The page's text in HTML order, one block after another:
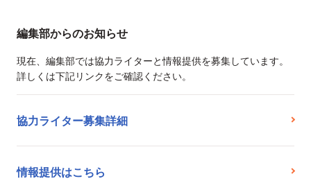
編集部からのお知らせ
現在、編集部では協力ライターと情報提供を募集しています。
詳しくは下記リンクをご確認ください。
協力ライター募集詳細
情報提供はこちら